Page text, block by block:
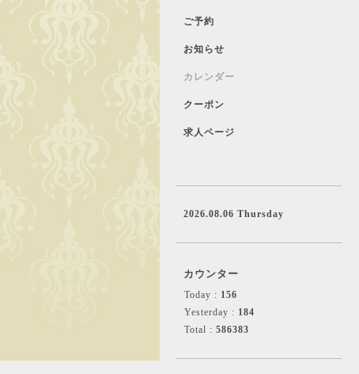
ご予約
お知らせ
カレンダー
クーポン
求人ページ
2026.08.06 Thursday
カウンター
Today : 156
Yesterday : 184
Total : 586383